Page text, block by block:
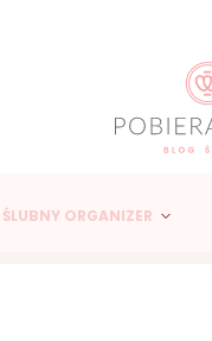
ŚLUBNY ORGANIZER